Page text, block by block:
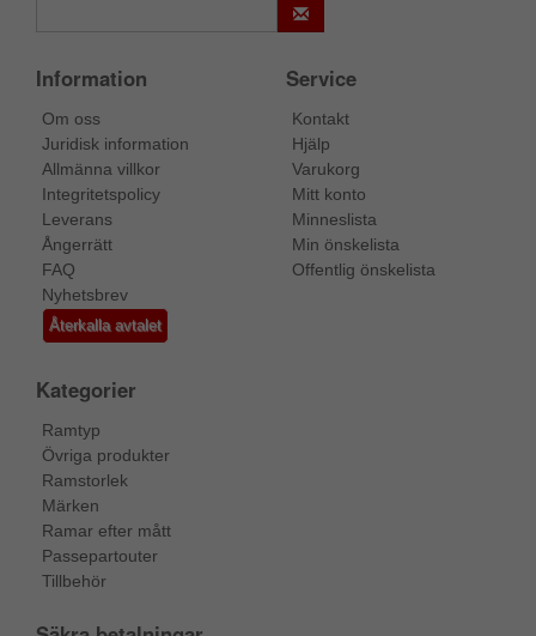
Information
Om oss
Juridisk information
Allmänna villkor
Integritetspolicy
Leverans
Ångerrätt
FAQ
Nyhetsbrev
Återkalla avtalet
Service
Kontakt
Hjälp
Varukorg
Mitt konto
Minneslista
Min önskelista
Offentlig önskelista
Kategorier
Ramtyp
Övriga produkter
Ramstorlek
Märken
Ramar efter mått
Passepartouter
Tillbehör